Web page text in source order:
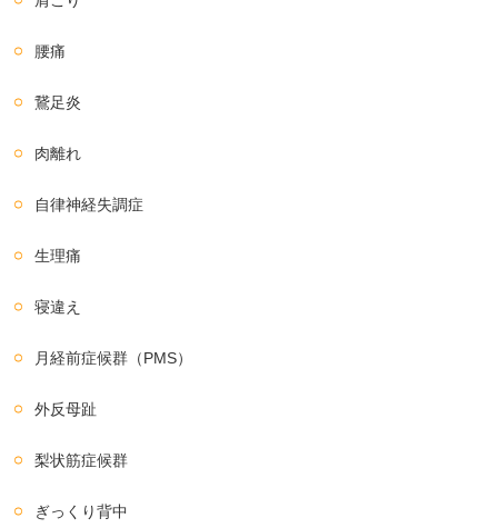
腰痛
鵞足炎
肉離れ
自律神経失調症
生理痛
寝違え
月経前症候群（PMS）
外反母趾
梨状筋症候群
ぎっくり背中